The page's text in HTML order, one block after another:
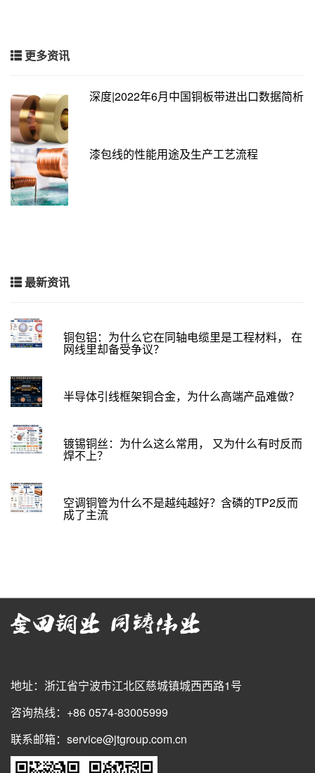
更多资讯
深度|2022年6月中国铜板带进出口数据简析
漆包线的性能用途及生产工艺流程
最新资讯
铜包铝：为什么它在同轴电缆里是工程材料， 在
网线里却备受争议？
半导体引线框架铜合金，为什么高端产品难做？
镀锡铜丝：为什么这么常用， 又为什么有时反而
焊不上？
空调铜管为什么不是越纯越好？含磷的TP2反而
成了主流
地址：浙江省宁波市江北区慈城镇城西西路1号
咨询热线：+86 0574-83005999
联系邮箱：service@jtgroup.com.cn